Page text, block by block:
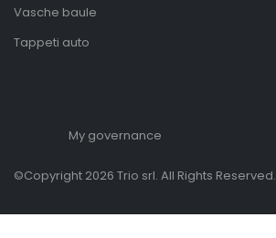
Vasche baule
Tappeti auto
My governance
©Copyright 2026 Trio srl. All Rights Reserved.